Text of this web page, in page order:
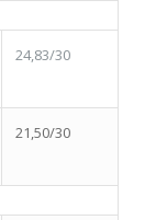
24,83/30
21,50/30